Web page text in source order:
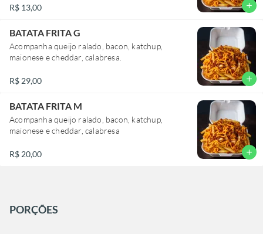
R$ 13,00 add
BATATA FRITA G
Acompanha queijo ralado, bacon, katchup,
maionese e cheddar, calabresa.
R$ 29,00 add
BATATA FRITA M
Acompanha queijo ralado, bacon, katchup,
maionese e cheddar, calabresa
R$ 20,00 add
PORÇÕES